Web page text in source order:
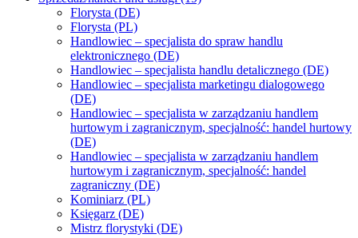
Florysta (DE)
Florysta (PL)
Handlowiec – specjalista do spraw handlu
elektronicznego (DE)
Handlowiec – specjalista handlu detalicznego (DE)
Handlowiec – specjalista marketingu dialogowego
(DE)
Handlowiec – specjalista w zarządzaniu handlem
hurtowym i zagranicznym, specjalność: handel hurtowy
(DE)
Handlowiec – specjalista w zarządzaniu handlem
hurtowym i zagranicznym, specjalność: handel
zagraniczny (DE)
Kominiarz (PL)
Księgarz (DE)
Mistrz florystyki (DE)